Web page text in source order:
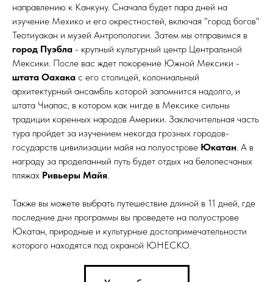
направлению к Канкуну. Сначала будет пара дней на
изучение Мехико и его окрестностей, включая "город богов"
Теотиуакан и музей Антропологии. Затем мы отправимся в
город Пуэбла - крупный культурный центр Центральной
Мексики. После вас ждет покорение Южной Мексики -
штата Оахака с его столицей, колониальный
архитектурный ансамбль которой запомнится надолго, и
штата Чиапас, в котором как нигде в Мексике сильны
традиции коренных народов Америки. Заключительная часть
тура пройдет за изучением некогда грозных городов-
государств цивилизации майя на полуострове Юкатан. А в
награду за проделанный путь будет отдых на белопесчаных
пляжах Ривьеры Майя.
Также вы можете выбрать путешествие длиной в 11 дней, где
последние дни программы вы проведете на полуострове
Юкатан, природные и культурные достопримечательности
которого находятся под охраной ЮНЕСКО.